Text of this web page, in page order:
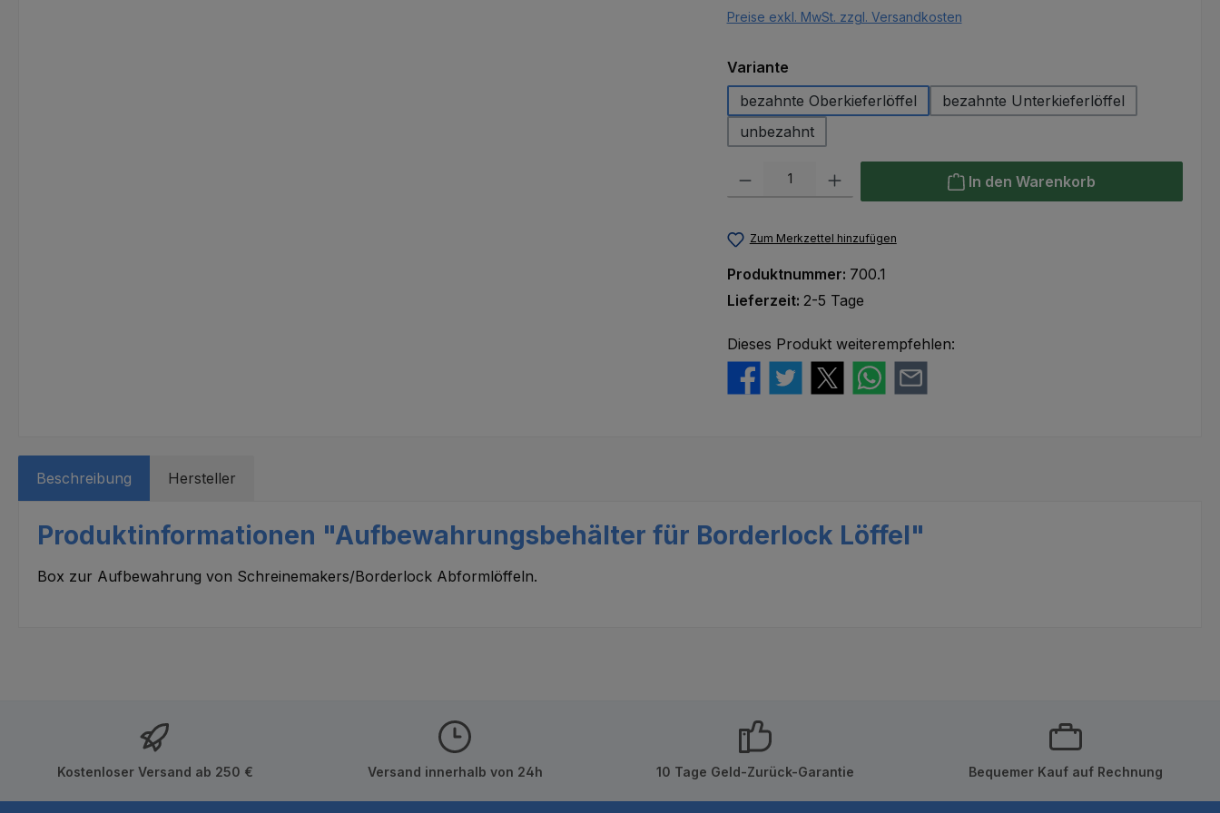
Preise exkl. MwSt. zzgl. Versandkosten
Varianteauswählen
bezahnte Oberkieferlöffel
bezahnte Unterkieferlöffel
unbezahnt
Produkt Anzahl: Gib den gewünschten Wert ein oder benutze die Schaltflächen
In den Warenkorb
Zum Merkzettel hinzufügen
Produktnummer: 700.1
Lieferzeit: 2-5 Tage
Dieses Produkt weiterempfehlen:
Beschreibung Hersteller
Produktinformationen "Aufbewahrungsbehälter für Borderlock Löffel"
Box zur Aufbewahrung von Schreinemakers/Borderlock Abformlöffeln.
Kostenloser Versand ab 250 € Versand innerhalb von 24h 10 Tage Geld-Zurück-Garantie Bequemer Kauf auf Rechnung